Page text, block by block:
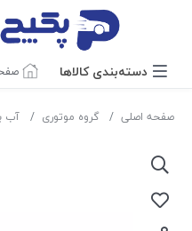
دسته‌بندی‌ کالاها
صفحه اصلی گروه موتوری آب